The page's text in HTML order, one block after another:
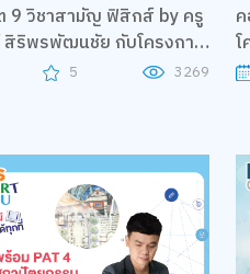
9 วิชาสามัญ ฟิสิกส์ by ครู
ริพรพัฒนชัย กับโครงการ
5 3269